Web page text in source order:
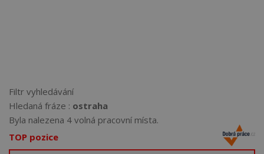
Filtr vyhledávání
Hledaná fráze : ostraha
Byla nalezena 4 volná pracovní místa.
TOP pozice